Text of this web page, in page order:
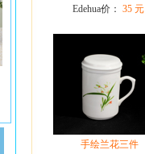
Edehua价： 35 元
手绘兰花三件